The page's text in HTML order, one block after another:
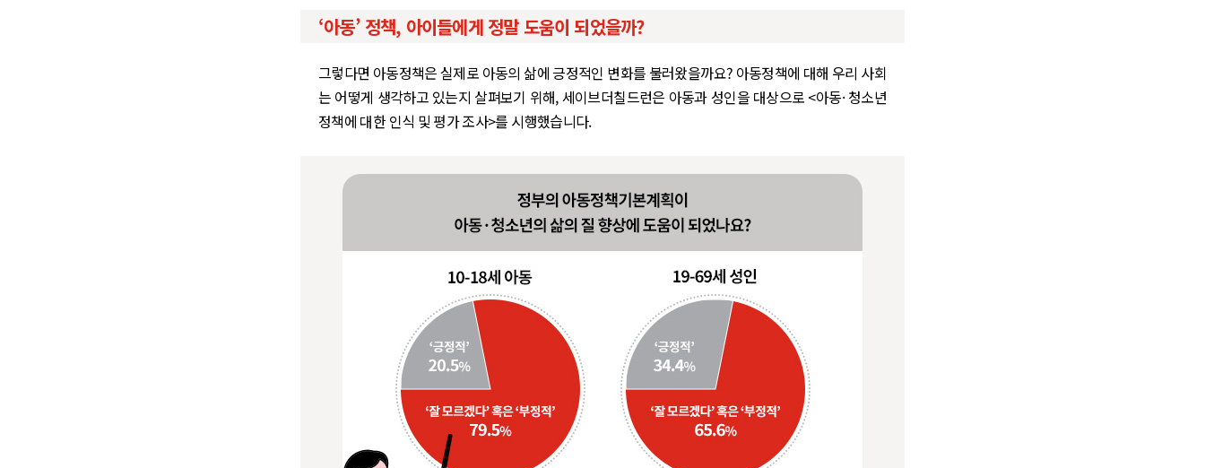
‘아동’ 정책, 아이들에게 정말 도움이 되었을까?
그렇다면 아동정책은 실제로 아동의 삶에 긍정적인 변화를 불러왔을까요? 아동정책에 대해 우리 사회
는 어떻게 생각하고 있는지 살펴보기 위해, 세이브더칠드런은 아동과 성인을 대상으로 <아동· 청소년
정책에 대한 인식 및 평가 조사>를 시행했습니다.